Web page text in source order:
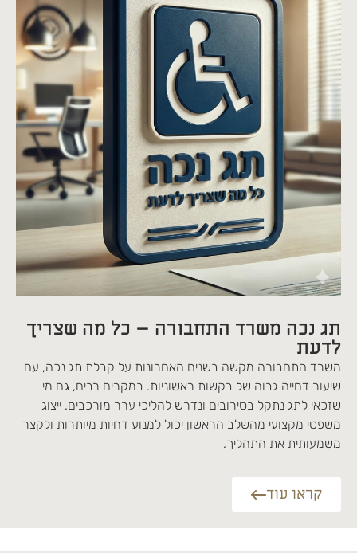
תג נכה משרד התחבורה – כל מה שצריך
לדעת
משרד התחבורה מקשה בשנים האחרונות על קבלת תג נכה, עם
שיעור דחייה גבוה של בקשות ראשוניות. במקרים רבים, גם מי
שזכאי לתג נתקל בסירובים ונדרש להליכי ערר מורכבים. ייצוג
משפטי מקצועי מהשלב הראשון יכול למנוע דחיות מיותרות ולקצר
משמעותית את התהליך.
קראו עוד